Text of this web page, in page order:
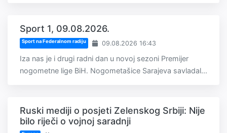
Sport 1, 09.08.2026.
Sport na Federalnom radiju 09.08.2026 16:43
Iza nas je i drugi radni dan u novoj sezoni Premijer
nogometne lige BiH. Nogometašice Sarajeva savladal...
Ruski mediji o posjeti Zelenskog Srbiji: Nije
bilo riječi o vojnoj saradnji